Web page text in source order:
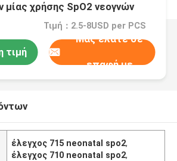
μίας χρήσης SpO2 νεογνών
Τιμή：2.5-8USD per PCS
τιμή
Μας ελάτε σε
επαφή με
έλεγχος 715 neonatal spo2,
έλεγχος 710 neonatal spo2,